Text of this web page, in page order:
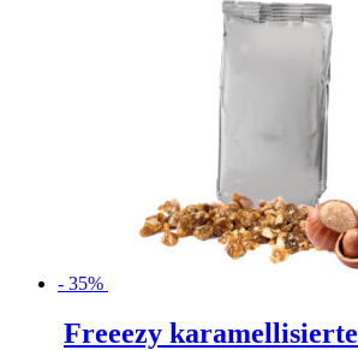
- 35%
Freeezy karamellisierte